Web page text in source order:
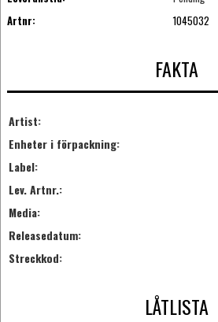
Artnr:
1045032
FAKTA
Artist:
Enheter i förpackning:
Label:
Lev. Artnr.:
Media:
Releasedatum:
Streckkod:
LÅTLISTA